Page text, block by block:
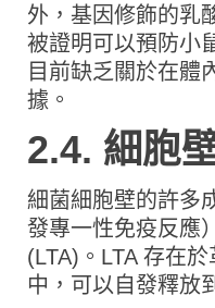
外，基因修飾的乳
被證明可以預防小
目前缺乏關於在體
據。
2.4. 細胞
細菌細胞壁的許多
發專一性免疫反應
(LTA)。LTA 存在
中，可以自發釋放